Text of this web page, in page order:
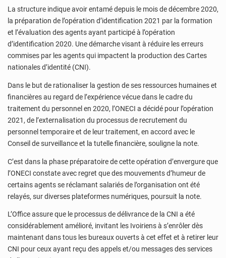
La structure indique avoir entamé depuis le mois de décembre 2020,
la préparation de l’opération d’identification 2021 par la formation
et l’évaluation des agents ayant participé à l’opération
d’identification 2020. Une démarche visant à réduire les erreurs
commises par les agents qui impactent la production des Cartes
nationales d’identité (CNI).
Dans le but de rationaliser la gestion de ses ressources humaines et
financières au regard de l’expérience vécue dans le cadre du
traitement du personnel en 2020, l’ONECI a décidé pour l’opération
2021, de l’externalisation du processus de recrutement du
personnel temporaire et de leur traitement, en accord avec le
Conseil de surveillance et la tutelle financière, souligne la note.
C’est dans la phase préparatoire de cette opération d’envergure que
l’ONECI constate avec regret que des mouvements d’humeur de
certains agents se réclamant salariés de l’organisation ont été
relayés, sur diverses plateformes numériques, poursuit la note.
L’Office assure que le processus de délivrance de la CNI a été
considérablement amélioré, invitant les Ivoiriens à s’enrôler dès
maintenant dans tous les bureaux ouverts à cet effet et à retirer leur
CNI pour ceux ayant reçu des appels et/ou messages des services